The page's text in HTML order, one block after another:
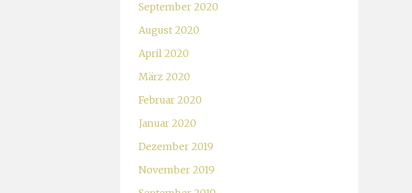
September 2020
August 2020
April 2020
März 2020
Februar 2020
Januar 2020
Dezember 2019
November 2019